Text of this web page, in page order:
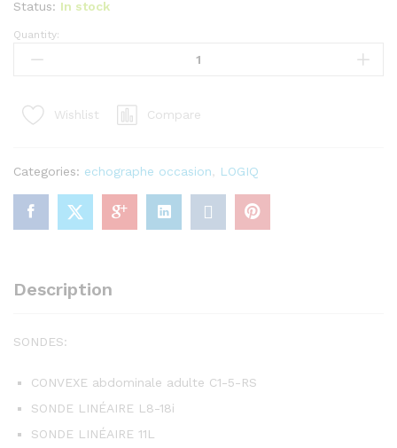
Status: In stock
Échographie
quantity
Quantity:
Wishlist Compare
Categories: echographe occasion LOGIQ
Description
SONDES:
CONVEXE abdominale adulte C1-5-RS
SONDE LINÉAIRE L8-18i
SONDE LINÉAIRE 11L